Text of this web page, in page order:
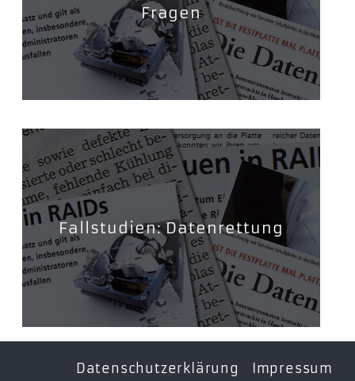
Fragen
Fallstudien: Datenrettung
Datenschutzerklärung
Impressum